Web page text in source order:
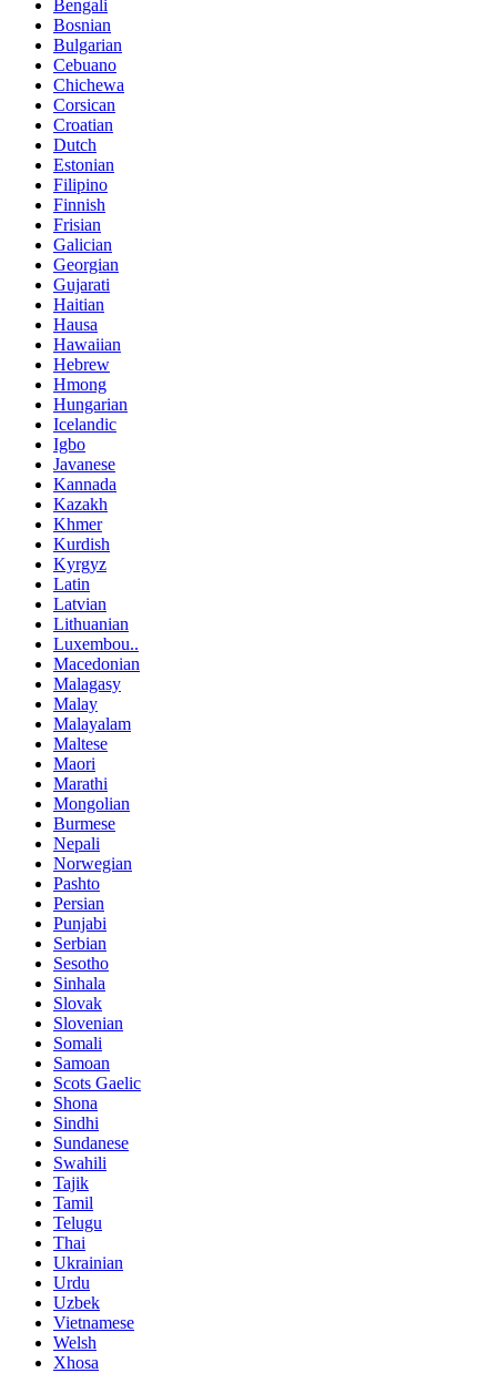
Bengali
Bosnian
Bulgarian
Cebuano
Chichewa
Corsican
Croatian
Dutch
Estonian
Filipino
Finnish
Frisian
Galician
Georgian
Gujarati
Haitian
Hausa
Hawaiian
Hebrew
Hmong
Hungarian
Icelandic
Igbo
Javanese
Kannada
Kazakh
Khmer
Kurdish
Kyrgyz
Latin
Latvian
Lithuanian
Luxembou..
Macedonian
Malagasy
Malay
Malayalam
Maltese
Maori
Marathi
Mongolian
Burmese
Nepali
Norwegian
Pashto
Persian
Punjabi
Serbian
Sesotho
Sinhala
Slovak
Slovenian
Somali
Samoan
Scots Gaelic
Shona
Sindhi
Sundanese
Swahili
Tajik
Tamil
Telugu
Thai
Ukrainian
Urdu
Uzbek
Vietnamese
Welsh
Xhosa